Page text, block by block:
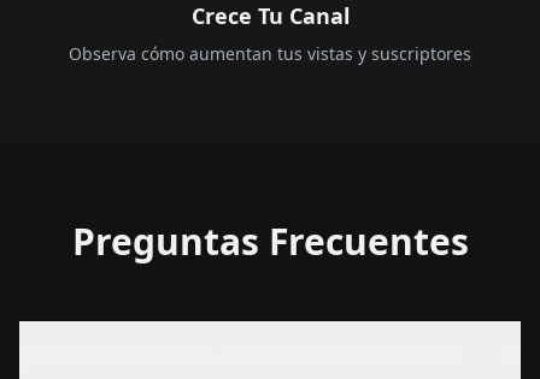
Crece Tu Canal
Observa cómo aumentan tus vistas y suscriptores
Preguntas Frecuentes